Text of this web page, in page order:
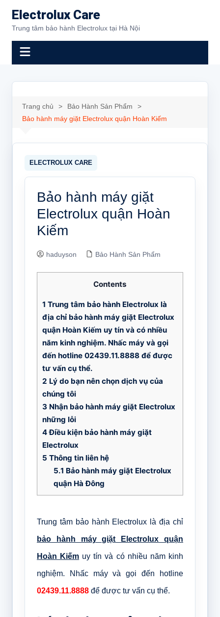
đến
phần
Electrolux Care
Trung tâm bảo hành Electrolux tại Hà Nội
Trang chủ
Bảo Hành Sản Phẩm
Bảo hành máy giặt Electrolux quận Hoàn Kiếm
Bảo hành máy giặt
Electrolux quận Hoàn
Kiếm
haduyson Bảo Hành Sản Phẩm
Contents
1 Trung tâm bảo hành Electrolux là
địa chỉ bảo hành máy giặt Electrolux
quận Hoàn Kiếm uy tín và có nhiều
năm kinh nghiệm. Nhấc máy và gọi
đến hotline 02439.11.8888 để được
tư vấn cụ thể.
2 Lý do bạn nên chọn dịch vụ của
chúng tôi
3Nhận bảo hành máy giặt Electrolux
những lỗi
4Điều kiện bảo hành máy giặt
Electrolux
5 Thông tin liên hệ
5.1 Bảo hành máy giặt Electrolux
quận Hà Đông
Trung tâm bảo hành Electrolux là địa chỉ
bảo hành máy giặt Electrolux quận
Hoàn Kiếm uy tín và có nhiều năm kinh
nghiệm. Nhấc máy và gọi đến hotline
02439.11.8888để được tư vấn cụ thể.